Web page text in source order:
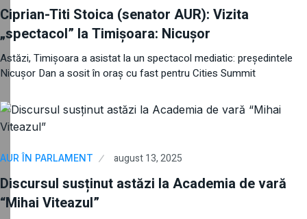
Ciprian-Titi Stoica (senator AUR): Vizita
„spectacol” la Timișoara: Nicușor
Astăzi, Timișoara a asistat la un spectacol mediatic: președintele
Nicușor Dan a sosit în oraș cu fast pentru Cities Summit
AUR ÎN PARLAMENT august 13, 2025
Discursul susținut astăzi la Academia de vară
“Mihai Viteazul”